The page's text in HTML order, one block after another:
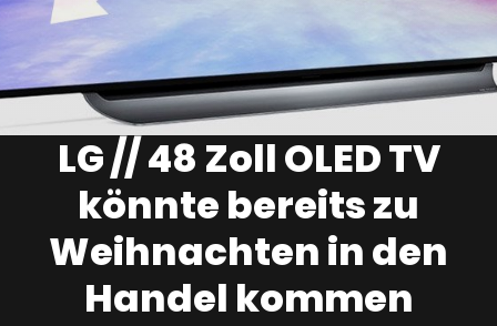
LG // 48 Zoll OLED TV
könnte bereits zu
Weihnachten in den
Handel kommen